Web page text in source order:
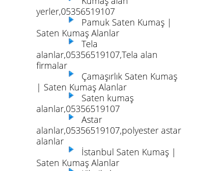
yerler,05356519107
Pamuk Saten Kumaş |
Saten Kumaş Alanlar
Tela
alanlar,05356519107,Tela alan
firmalar
Çamaşırlık Saten Kumaş
| Saten Kumaş Alanlar
Saten kumaş
alanlar,05356519107
Astar
alanlar,05356519107,polyester astar
alanlar
İstanbul Saten Kumaş |
Saten Kumaş Alanlar